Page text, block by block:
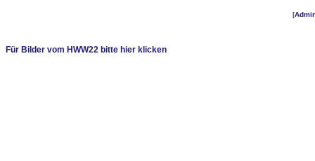
[
Für Bilder vom HWW22 bitte hier klicken